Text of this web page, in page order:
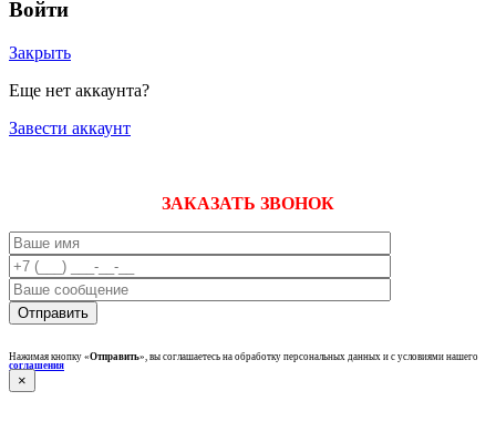
Войти
Закрыть
Еще нет аккаунта?
Завести аккаунт
ЗАКАЗАТЬ ЗВОНОК
Нажимая кнопку «Отправить», вы соглашаетесь на обработку персональных данных и с условиями нашего
соглашения
×